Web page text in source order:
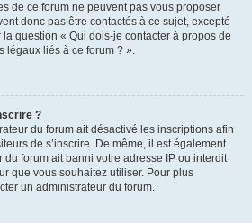
de ce forum ne peuvent pas vous proposer
donc pas être contactés à ce sujet, excepté
la question « Qui dois-je contacter à propos de
légaux liés à ce forum ? ».
?
du forum ait désactivé les inscriptions afin
de s’inscrire. De même, il est également
du forum ait banni votre adresse IP ou interdit
que vous souhaitez utiliser. Pour plus
un administrateur du forum.